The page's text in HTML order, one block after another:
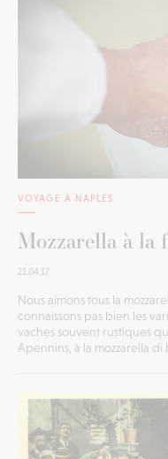
VOYAGE À NAPLES
Mozzarella à la
21.04.17
Nous aimons tous la
connaissons pas bien les
vaches souvent rustiques
Apennins, à la mozzarella di